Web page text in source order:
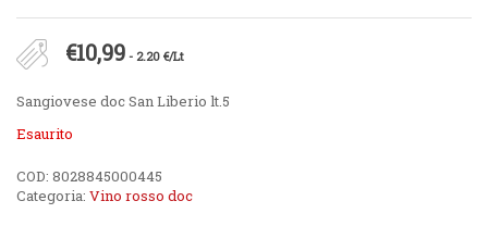
€10,99 - 2.20 €/Lt
Sangiovese doc San Liberio lt.5
Esaurito
COD: 8028845000445
Categoria: Vino rosso doc